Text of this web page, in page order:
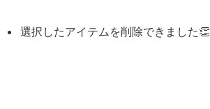
選択したアイテムを削除できました👏